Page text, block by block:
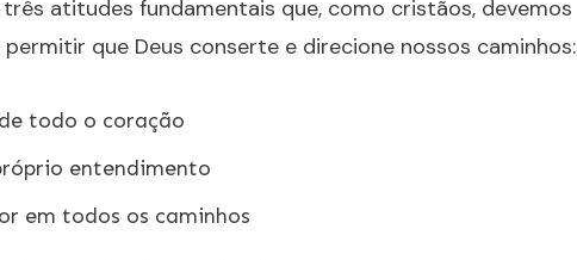
atitudes fundamentais que, como cristãos, devemos
que Deus conserte e direcione nossos caminhos:
todo o coração
entendimento
em todos os caminhos